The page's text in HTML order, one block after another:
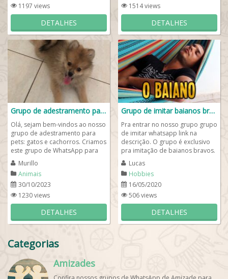
1197 views
DETALHES
1514 views
DETALHES
Grupo de adestramento para pets🐾
Olá, sejam bem-vindos ao nosso
grupo de adestramento para
pets: gatos e cachorros. Criamos
este grupo de WhatsApp para
quem deseja aprender como
adestrar cães...
Murillo
Animais
30/10/2023
1230 views
DETALHES
Grupo de imitar baianos bravos
Pra entrar no nosso grupo grupo
de imitar whatsapp link na
descrição. O grupo é exclusivo
pra imitação de baianos bravos.
O grupo de zap pra diversão
mais...
Lucas
Hobbies
16/05/2020
506 views
DETALHES
Categorias
Amizades